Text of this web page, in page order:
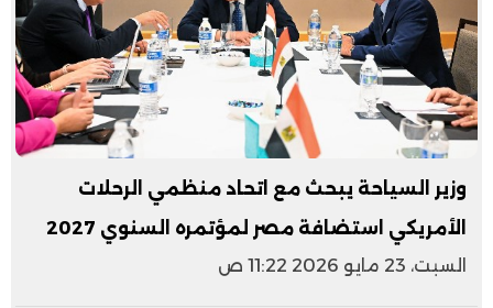
وزير السياحة يبحث مع اتحاد منظمي الرحلات
الأمريكي استضافة مصر لمؤتمره السنوي 2027
السبت، 23 مايو 2026 11:22 ص